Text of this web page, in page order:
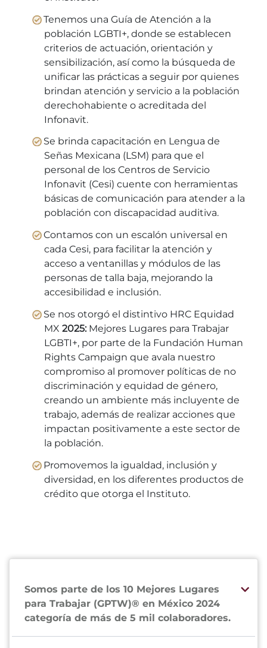
Tenemos una Guía de Atención a la
población LGBTI+, donde se establecen
criterios de actuación, orientación y
sensibilización, así como la búsqueda de
unificar las prácticas a seguir por quienes
brindan atención y servicio a la población
derechohabiente o acreditada del
Infonavit.
Se brinda capacitación en Lengua de
Señas Mexicana (LSM) para que el
personal de los Centros de Servicio
Infonavit (Cesi) cuente con herramientas
básicas de comunicación para atender a la
población con discapacidad auditiva.
Contamos con un escalón universal en
cada Cesi, para facilitar la atención y
acceso a ventanillas y módulos de las
personas de talla baja, mejorando la
accesibilidad e inclusión.
Se nos otorgó el distintivo HRC Equidad
MX 2025:Mejores Lugares para Trabajar
LGBTI+, por parte de la Fundación Human
Rights Campaign que avala nuestro
compromiso al promover políticas de no
discriminación y equidad de género,
creando un ambiente más incluyente de
trabajo, además de realizar acciones que
impactan positivamente a este sector de
la población.
Promovemos la igualdad, inclusión y
diversidad, en los diferentes productos de
crédito que otorga el Instituto.
Somos parte de los 10 Mejores Lugares
para Trabajar (GPTW)® en México 2024
categoría de más de 5 mil colaboradores.